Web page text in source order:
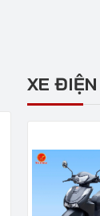
XE